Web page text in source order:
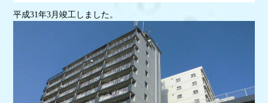
平成31年3月竣工しました。